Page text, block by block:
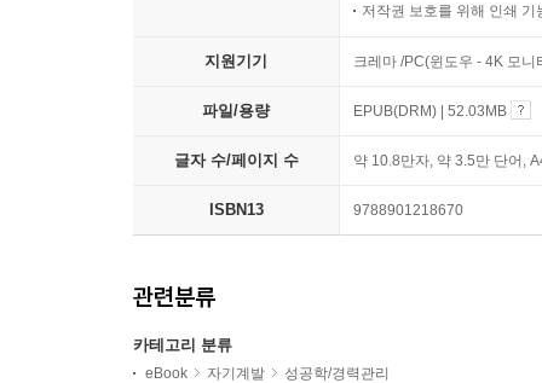
저작권 보호를 위해 인쇄 기
지원기기 크레마 /PC(윈도우 - 4K 모
파일/용량 EPUB(DRM) | 52.03MB
글자 수/페이지 수 약 10.8만자, 약 3.5만 단어,
ISBN13 9788901218670
관련분류
카테고리 분류
eBook 자기계발 성공학/경력관리